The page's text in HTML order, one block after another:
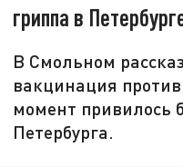
гриппа в
В Смольном
вакцинация
момент привилось
Петербурга.